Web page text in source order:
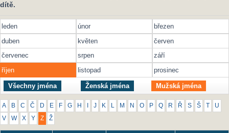
dítě.
leden únor
březen
duben
květen
červen
červenec
srpen
září
říjen
listopad prosinec
Všechny jména Ženská jména Mužská jména
A B C Č D E F G H J K M N O P Q R Ř S Š U
V W X Y Z Ž